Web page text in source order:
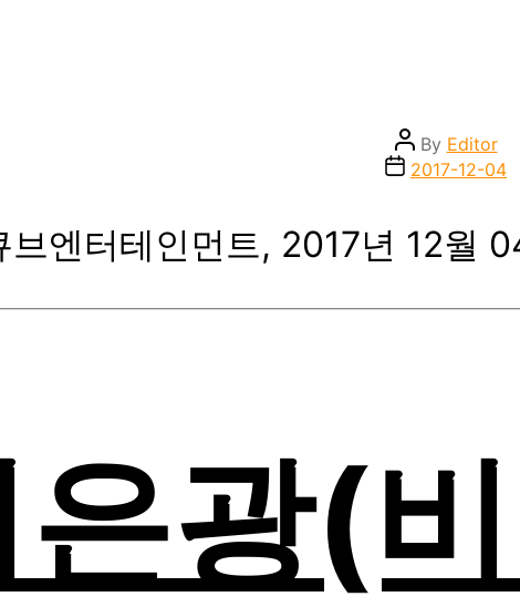
Post
author
By Editor
Post2017-12-04
엔터테인먼트, 2017년 12월
광(